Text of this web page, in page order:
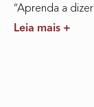
“Aprenda a
Leia mais +